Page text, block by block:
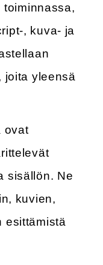
, kuva- ja
joita yleensä
ovat
sisällön. Ne
kuvien,
esittämistä